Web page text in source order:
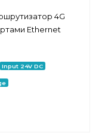
4G
Ethernet
Input 24V DC